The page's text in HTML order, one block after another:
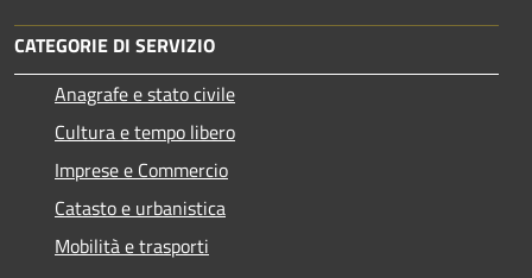
CATEGORIE DI SERVIZIO
Anagrafe e stato civile
Cultura e tempo libero
Imprese e Commercio
Catasto e urbanistica
Mobilità e trasporti